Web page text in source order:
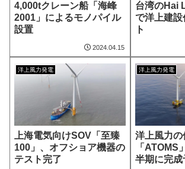
4,000tクレーン船「海峰
2001」によるモノパイル
設置
2024.04.15
台湾のHai
で洋上建
ト
洋上風力発電
上海電気向けSOV「至臻
100」、オフショア機器の
テスト完了
洋上風力発電
洋上風力の
「ATOMS
半期に完成